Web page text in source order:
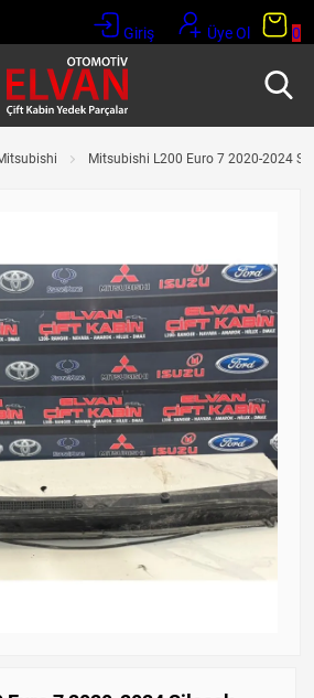
Giriş Üye Ol 0
Mitsubishi L200 Euro 7 2020-2024